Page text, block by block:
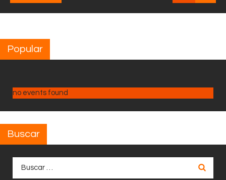
Popular
no events found
Buscar